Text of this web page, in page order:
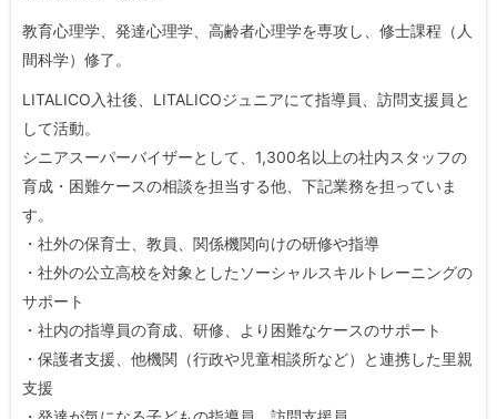
教育心理学、発達心理学、高齢者心理学を専攻し、修士課程（人
間科学）修了。
LITALICO入社後、LITALICOジュニアにて指導員、訪問支援員と
して活動。
シニアスーパーバイザーとして、1,300名以上の社内スタッフの
育成・困難ケースの相談を担当する他、下記業務を担っていま
す。
・社外の保育士、教員、関係機関向けの研修や指導
・社外の公立高校を対象としたソーシャルスキルトレーニングの
サポート
・社内の指導員の育成、研修、より困難なケースのサポート
・保護者支援、他機関（行政や児童相談所など）と連携した里親
支援